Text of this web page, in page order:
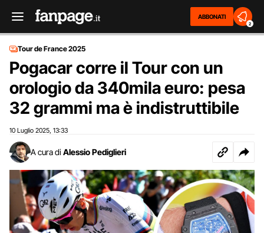
ABBONATI
2
Tour de France 2025
Pogacar corre il Tour con un
orologio da 340mila euro: pesa
32 grammi ma è indistruttibile
10 Luglio 2025 13:33
A cura di Alessio Pediglieri